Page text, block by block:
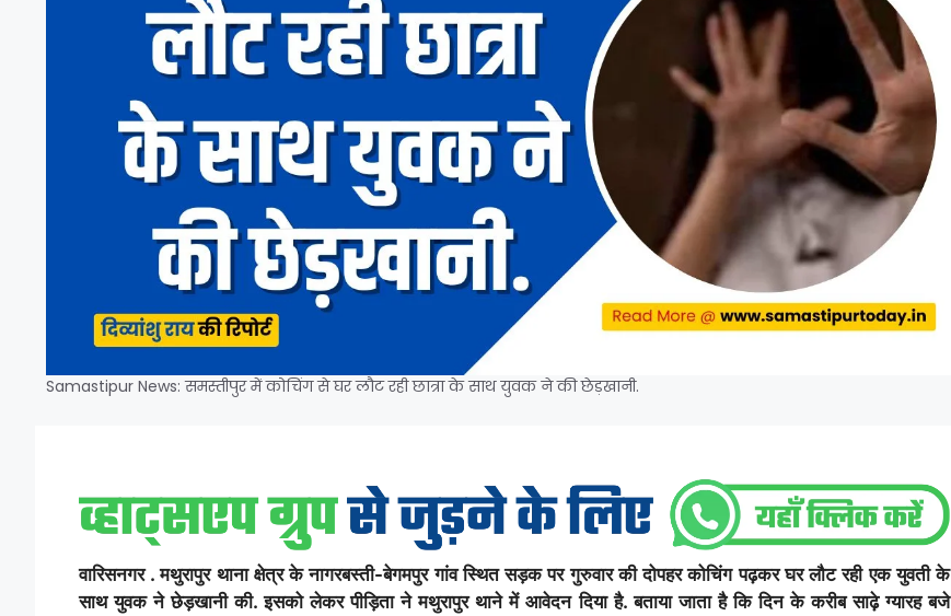
Samastipur News: समस्तीपुर में कोचिंग से घर लौट रही छात्रा के साथ युवक ने की छेड़खानी.
वारिसनगर . मथुरापुर थाना क्षेत्र के नागरबस्ती-बेगमपुर गांव स्थित सड़क पर गुरुवार की दोपहर कोचिंग पढ़कर घर लौट रही एक युवती के
साथ युवक ने छेड़खानी की. इसको लेकर पीड़िता ने मथुरापुर थाने में आवेदन दिया है. बताया जाता है कि दिन के करीब साढ़े ग्यारह बजे